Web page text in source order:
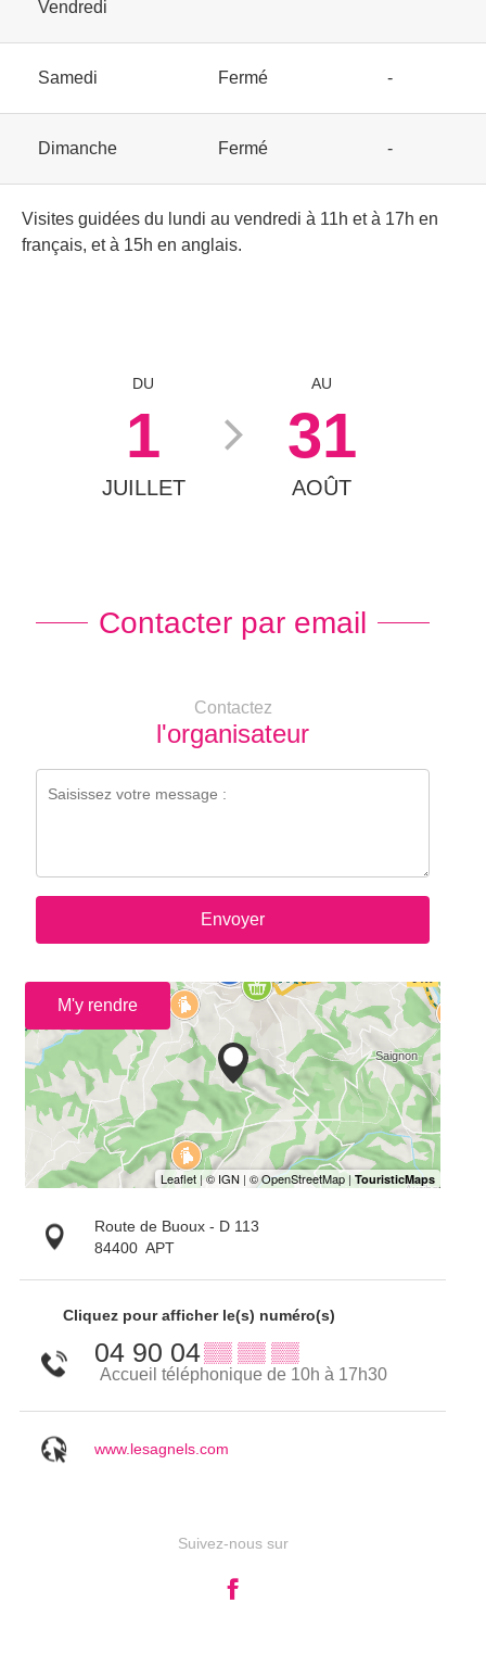
Vendredi
Samedi Fermé -
Dimanche Fermé -
Visites guidées du lundi au vendredi à 11h et à 17h en
français, et à 15h en anglais.
DU
1
JUILLET
AU
31
AOÛT
Contacter par email
Contactez
l'organisateur
Envoyer
M'y rendre
Route de Buoux - D 113
84400 APT
Cliquez pour afficher le(s) numéro(s)
04 90 04▒▒ ▒▒ ▒▒
Accueil téléphonique de 10h à 17h30
www.lesagnels.com
Suivez-nous sur